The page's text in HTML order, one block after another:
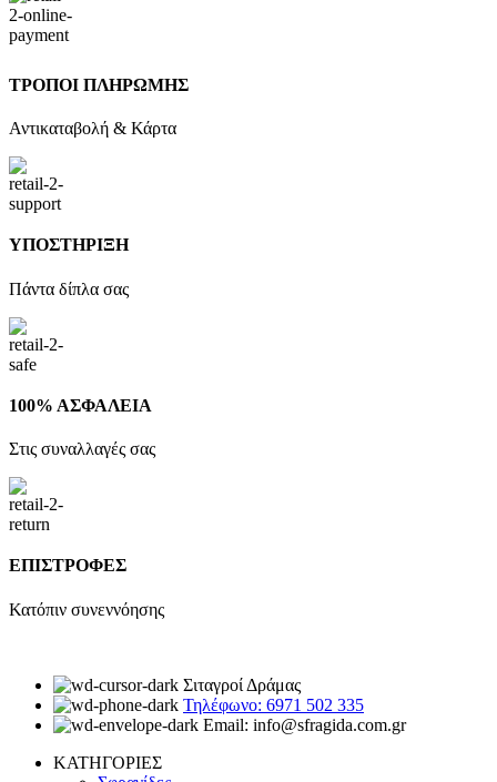
ΤΡΟΠΟΙ ΠΛΗΡΩΜΗΣ
Αντικαταβολή & Κάρτα
ΥΠΟΣΤΗΡΙΞΗ
Πάντα δίπλα σας
100% ΑΣΦΑΛΕΙΑ
Στις συναλλαγές σας
ΕΠΙΣΤΡΟΦΕΣ
Κατόπιν συνεννόησης
Σιταγροί Δράμας
Τηλέφωνο: 6971 502 335
Email: info@sfragida.com.gr
ΚΑΤΗΓΟΡΙΕΣ